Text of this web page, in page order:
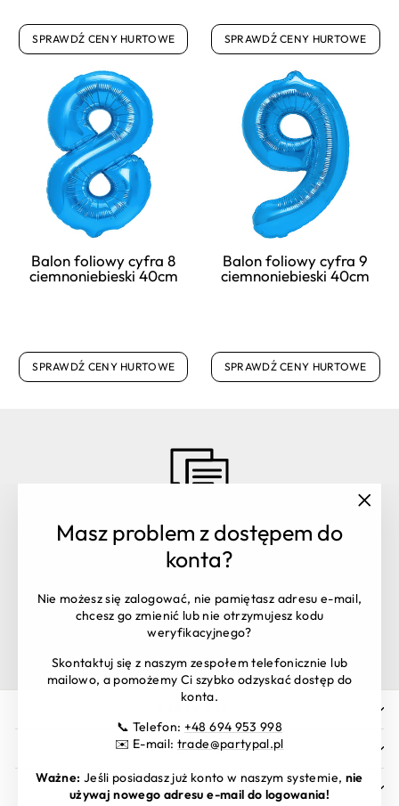
Masz problem z dostępem do
konta?
Nie możesz się zalogować, nie pamiętasz adresu e-mail,
chcesz go zmienić lub nie otrzymujesz kodu
weryfikacyjnego?
Skontaktuj się z naszym zespołem telefonicznie lub
mailowo, a pomożemy Ci szybko odzyskać dostęp do
konta.
📞 Telefon: +48 694 953 998
✉️ E-mail: trade@partypal.pl
Ważne: Jeśli posiadasz już konto w naszym systemie, nie
używaj nowego adresu e-mail do logowania!
SPRAWDŹ CENY HURTOWE SPRAWDŹ CENY HURTOWE
Balon foliowy cyfra 8
ciemnoniebieski 40cm
SPRAWDŹ CENY HURTOWE
Balon foliowy cyfra 9
ciemnoniebieski 40cm
SPRAWDŹ CENY HURTOWE
Masz pytania? Skontaktuj się z
Obsługa zamówień:+48 516 106 398
shop@partypal.pl
trade@partypal.pl
INFORMACJE
MATERIAŁY DO POBRANIA